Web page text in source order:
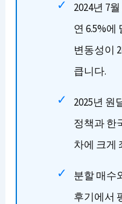
2024년 7
연 6.5%에
변동성이
큽니다.
2025년 원
정책과 한
차에 크게
분할 매수
후기에서